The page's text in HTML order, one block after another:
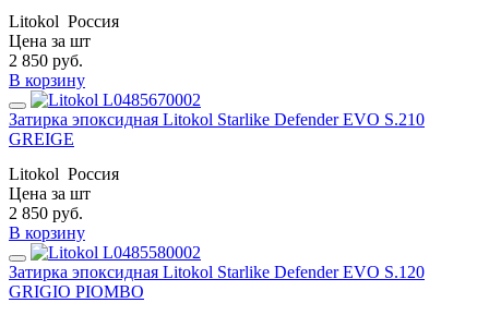
Litokol Россия
Цена за шт
2 850 руб.
В корзину
Затирка эпоксидная Litokol Starlike Defender EVO S.210
GREIGE
Litokol Россия
Цена за шт
2 850 руб.
В корзину
Затирка эпоксидная Litokol Starlike Defender EVO S.120
GRIGIO PIOMBO